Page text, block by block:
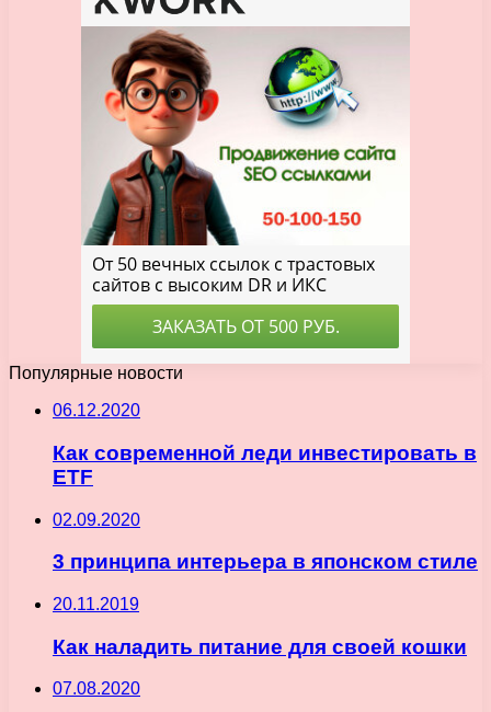
Популярные новости
06.12.2020
Как современной леди инвестировать в
ETF
02.09.2020
3 принципа интерьера в японском стиле
20.11.2019
Как наладить питание для своей кошки
07.08.2020